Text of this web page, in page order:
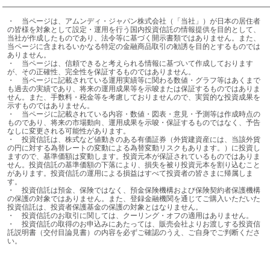
アムンディ・インベストメント・インスティテュート・ヘッド
・	当ページは、アムンディ・ジャパン株式会社（「当社」）が日本の居住者
の皆様を対象として設定・運用を行う国内投資信託の情報提供を目的として、
当社が作成したものであり、法令等に基づく開示書類ではありません。また、
当ページに含まれるいかなる特定の金融商品取引の勧誘を目的とするものでは
ありません。
・	当ページは、信頼できると考えられる情報に基づいて作成しております
が、その正確性、完全性を保証するものではありません。
・	当ページに記載されている運用実績等に関わる数値・グラフ等はあくまで
も過去の実績であり、将来の運用成果等を示唆または保証するものではありま
せん。また、手数料・税金等を考慮しておりませんので、実質的な投資成果を
示すものではありません。
・	当ページに記載されている内容・数値・図表・意見・予測等は作成時点の
ものであり、将来の市場動向、運用成果を示唆・保証するものではなく、予告
なしに変更される可能性があります。
・	投資信託は、株式など値動きのある有価証券（外貨建資産には、当該外貨
の円に対する為替レートの変動による為替変動リスクもあります。）に投資し
ますので、基準価額は変動します。投資元本が保証されているものではありま
せん。投資信託の基準価額の下落により、損失を被り投資元本を割り込むこと
があります。投資信託の運用による損益はすべて投資者の皆さまに帰属しま
す。
・	投資信託は預金、保険ではなく、預金保険機構および保険契約者保護機構
の保護の対象ではありません。また、登録金融機関を通じてご購入いただいた
投資信託は、投資者保護基金の保護の対象とはなりません。
・	投資信託のお取引に関しては、クーリング・オフの適用はありません。
・	投資信託の取得のお申込みにあたっては、販売会社よりお渡しする投資信
託説明書（交付目論見書）の内容を必ずご確認のうえ、ご自身でご判断くださ
い。